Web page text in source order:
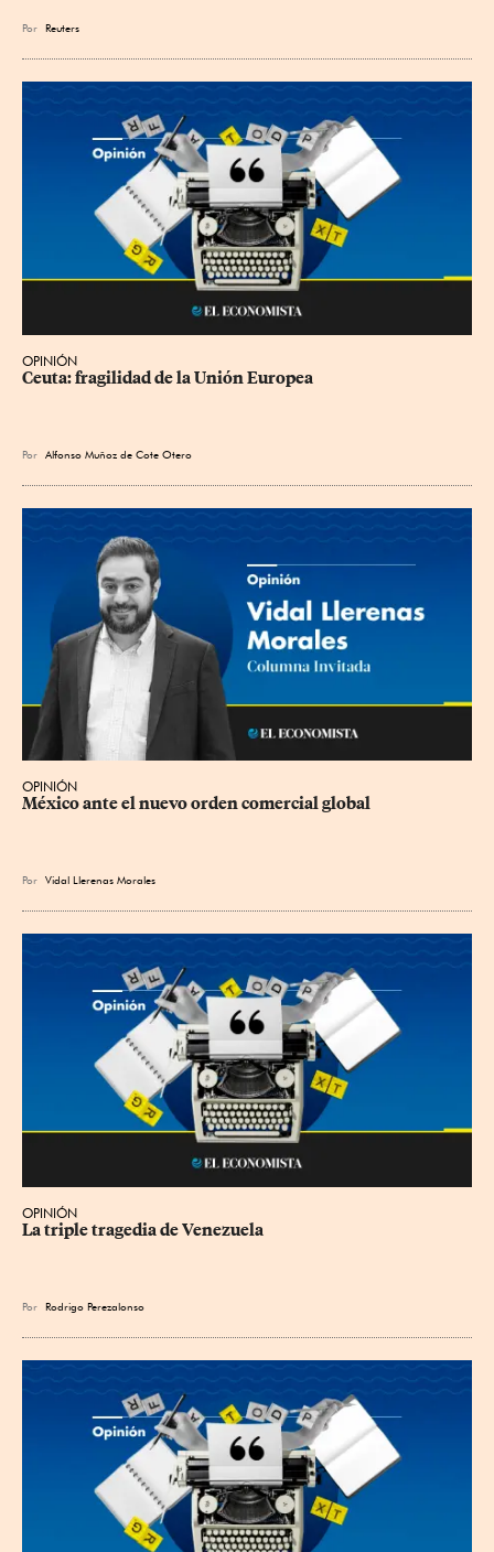
Por Reuters
OPINIÓN
Ceuta: fragilidad de la Unión Europea
Por Alfonso Muñoz de Cote Otero
OPINIÓN
México ante el nuevo orden comercial global
Por Vidal Llerenas Morales
OPINIÓN
La triple tragedia de Venezuela
Por Rodrigo Perezalonso